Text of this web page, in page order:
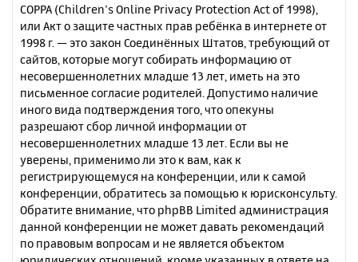
COPPA (Children’s Online Privacy Protection Act of 1998),
или Акт о защите частных прав ребёнка в интернете от
1998 г. — это закон Соединённых Штатов, требующий от
сайтов, которые могут собирать информацию от
несовершеннолетних младше 13 лет, иметь на это
письменное согласие родителей. Допустимо наличие
иного вида подтверждения того, что опекуны
разрешают сбор личной информации от
несовершеннолетних младше 13 лет. Если вы не
уверены, применимо ли это к вам, как к
регистрирующемуся на конференции, или к самой
конференции, обратитесь за помощью к юрисконсульту.
Обратите внимание, что phpBB Limited администрация
данной конференции не может давать рекомендаций
по правовым вопросам и не является объектом